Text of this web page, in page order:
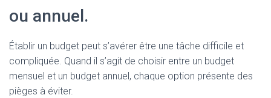
ou annuel.
Établir un budget peut s’avérer être une tâche difficile et
compliquée. Quand il s’agit de choisir entre un budget
mensuel et un budget annuel, chaque option présente des
pièges à éviter.